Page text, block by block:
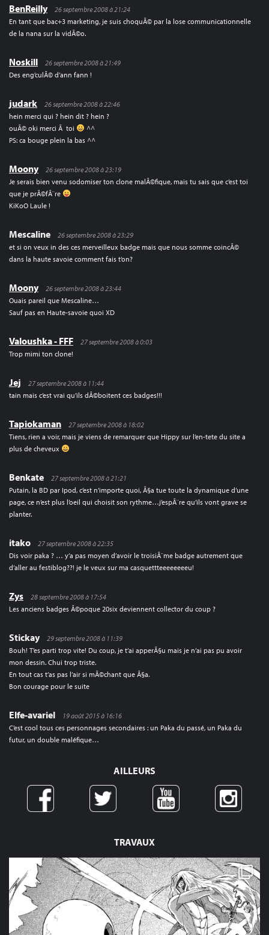
TRAVAUX
BenReilly
26 septembre 2008 à 21:24
En tant que bac+3 marketing, je suis choquÃ© par la lose communicationnelle
de la nana sur la vidÃ©o.
Noskill
26 septembre 2008 à 21:49
Des eng’culÃ© d’ann fann !
judark
26 septembre 2008 à 22:46
hein merci qui ? hein dit ? hein ?
ouÃ© oki merci Ã toi
^^
PS: ca bouge plein la bas ^^
Moony
26 septembre 2008 à 23:19
Je serais bien venu sodomiser ton clone malÃ©fique, mais tu sais que c’est toi
que je prÃ©fÃ¨re
KiKoO Laule !
Mescaline
26 septembre 2008 à 23:29
et si on veux in des ces merveilleux badge mais que nous somme coincÃ©
dans la haute savoie comment fais t’on?
Moony
26 septembre 2008 à 23:44
Ouais pareil que Mescaline…
Sauf pas en Haute-savoie quoi XD
Valoushka - FFF
27 septembre 2008 à 0:03
Trop mimi ton clone!
Jej
27 septembre 2008 à 11:44
tain mais c’est vrai qu’ils dÃ©boitent ces badges!!!
Tapiokaman
27 septembre 2008 à 18:02
Tiens, rien a voir, mais je viens de remarquer que Hippy sur l’en-tete du site a
plus de cheveux
Benkate
27 septembre 2008 à 21:21
Putain, la BD par Ipod, c’est n’importe quoi, Ã§a tue toute la dynamique d’une
page, ce n’est plus l’oeil qui choisit son rythme…j’espÃ¨re qu’ils vont grave se
planter.
itako
27 septembre 2008 à 22:35
Dis voir paka ? … y’a pas moyen d’avoir le troisiÃ¨me badge autrement que
d’aller au festiblog??! je le veux sur ma casquettteeeeeeeeu!
Zys
28 septembre 2008 à 17:54
Les anciens badges Ã©poque 20six deviennent collector du coup ?
Stickay
29 septembre 2008 à 11:39
Bouh! T’es parti trop vite! Du coup, je t’ai apperÃ§u mais je n’ai pas pu avoir
mon dessin. Chui trop triste.
En tout cas t’as pas l’air si mÃ©chant que Ã§a.
Bon courage pour le suite
Elfe-avariel
19 août 2015 à 16:16
C’est cool tous ces personnages secondaires : un Paka du passé, un Paka du
futur, un double maléfique…
AILLEURS